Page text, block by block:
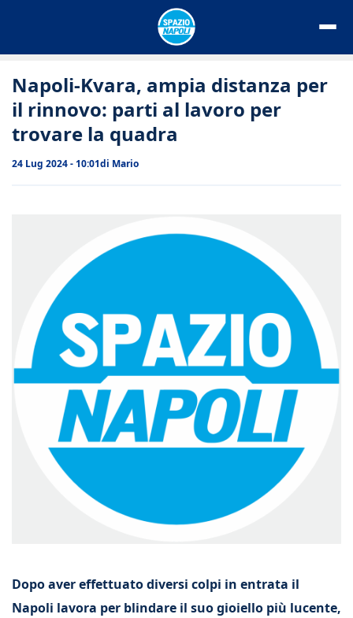
Napoli-Kvara, ampia distanza per
il rinnovo: parti al lavoro per
trovare la quadra
24 Lug 2024 - 10:01di Mario
Dopo aver effettuato diversi colpi in entrata il
Napoli lavora per blindare il suo gioiello più lucente,